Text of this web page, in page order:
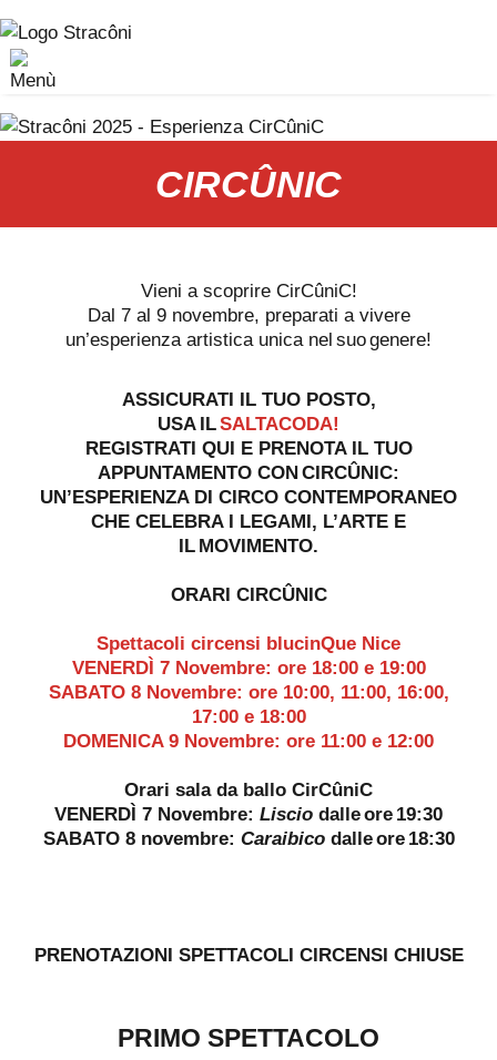
CIRCÛNIC
Vieni a scoprire CirCûniC!
Dal 7 al 9 novembre, preparati a vivere
un’esperienza artistica unica nel suo genere!
ASSICURATI IL TUO POSTO,
USA ILSALTACODA!
REGISTRATI QUI E PRENOTA IL TUO
APPUNTAMENTO CON CIRCÛNIC:
UN’ESPERIENZA DI CIRCO CONTEMPORANEO
CHE CELEBRA I LEGAMI, L’ARTE E
IL MOVIMENTO.
ORARI CIRCÛNIC
Spettacoli circensi blucinQue Nice
VENERDÌ 7 Novembre: ore 18:00 e 19:00
SABATO 8 Novembre: ore 10:00, 11:00, 16:00,
17:00 e 18:00
DOMENICA 9 Novembre: ore 11:00 e 12:00
Orari sala da ballo CirCûniC
VENERDÌ 7 Novembre: Liscio dalle ore 19:30
SABATO 8 novembre: Caraibicodalle ore 18:30
PRENOTAZIONI SPETTACOLI CIRCENSI CHIUSE
PRIMO SPETTACOLO